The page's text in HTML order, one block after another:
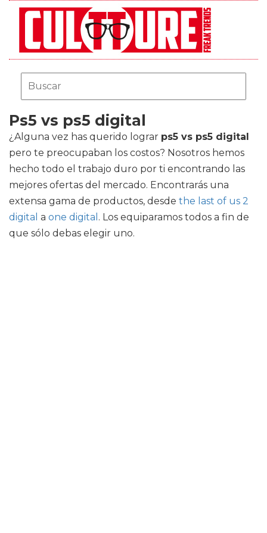
Ps5 vs ps5 digital
¿Alguna vez has querido lograr ps5 vs ps5 digital
pero te preocupaban los costos? Nosotros hemos
hecho todo el trabajo duro por ti encontrando las
mejores ofertas del mercado. Encontrarás una
extensa gama de productos, desde the last of us 2
digital a one digital . Los equiparamos todos a fin de
que sólo debas elegir uno.